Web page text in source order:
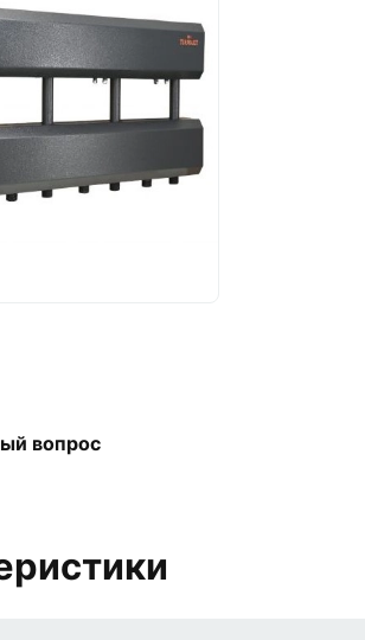
Запорная и регулирующая
арматура
Радиаторы отопления,
конвекторы и
полотенцесушители
Оборудование для котельных
тепловые насосы
вопрос